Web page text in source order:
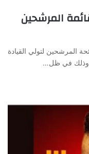
المرشحين
المرشحين لتولي القيادة
وذلك في ظل…